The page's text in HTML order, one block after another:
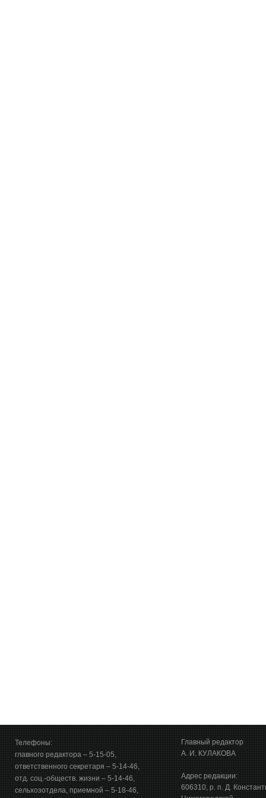
Телефоны:
главного редактора – 5-15-05,
ответственного секретаря – 5-14-46,
отд. соц.-обществ. жизни – 5-14-46,
сельхозотдела, приемной – 5-18-46,
Главный редактор
А. И. КУЛАКОВА
Адрес редакции:
606310, р. п. Д.